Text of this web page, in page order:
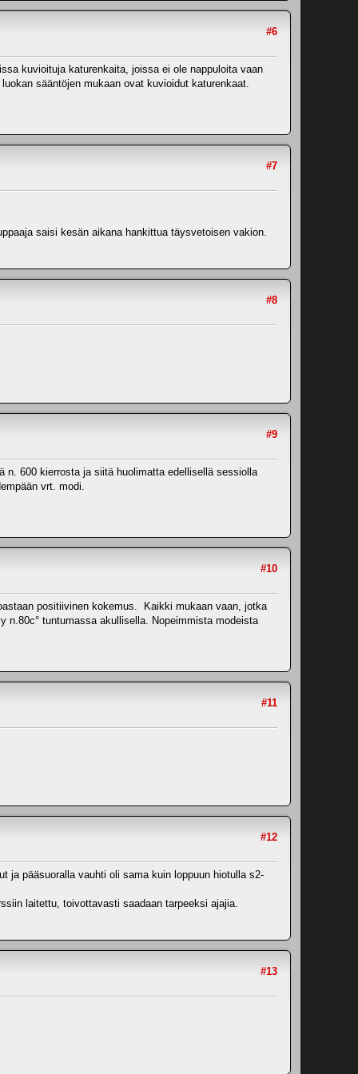
#6
kuvioituja katurenkaita, joissa ei ole nappuloita vaan
sääntöjen mukaan ovat kuvioidut katurenkaat.
#7
saisi kesän aikana hankittua täysvetoisen vakion.
#8
#9
n. 600 kierrosta ja siitä huolimatta edellisellä sessiolla
vrt. modi.
#10
positiivinen kokemus. Kaikki mukaan vaan, jotka
tuntumassa akullisella. Nopeimmista modeista
#11
#12
ja pääsuoralla vauhti oli sama kuin loppuun hiotulla s2-
laitettu, toivottavasti saadaan tarpeeksi ajajia.
#13